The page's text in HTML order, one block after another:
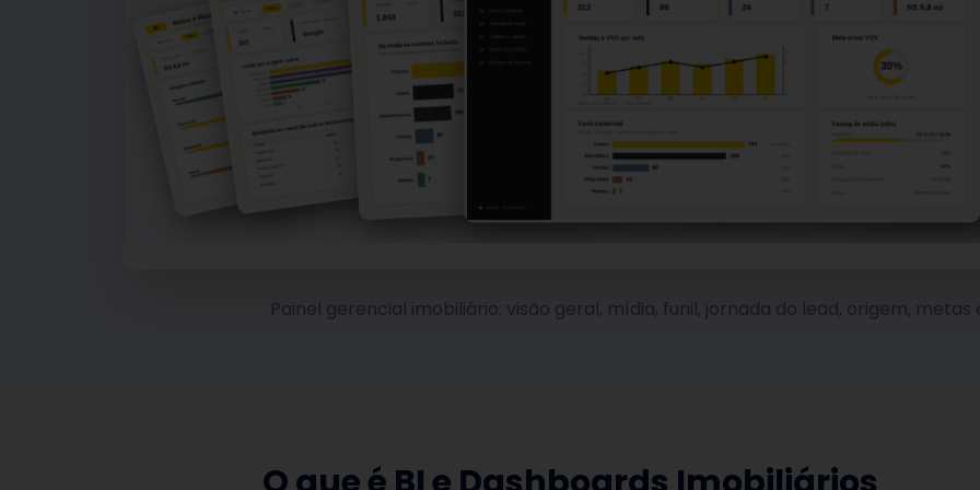
Painel gerencial imobiliário: visão geral, mídia, funil, jornada do lead, origem,